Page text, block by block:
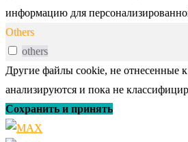
информацию для
Others
others
Другие файлы cookie, не отнесенные к
анализируются и пока не
Сохранить и принять